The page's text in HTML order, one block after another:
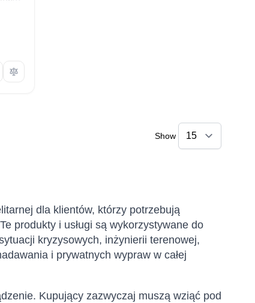
Show
dla klientów, którzy potrzebują
produkty i usługi są wykorzystywane do
kryzysowych, inżynierii terenowej,
i prywatnych wypraw w całej
Kupujący zazwyczaj muszą wziąć pod